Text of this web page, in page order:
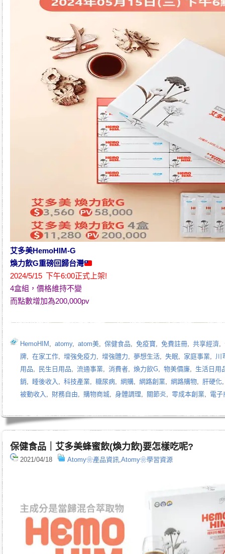
艾多美HemoHIM-G
煥力飲G重磅回歸台灣
2024/5/15 下午6:00正式上架!
4盒組，價格維持不變
而點數增加為200,000pv
HemoHIM , atomy, atom美, 保健食品, 免疫寶, 免費註冊, 共享經濟,
牌, 在家工作, 增強免疫力, 增強體力, 夢想生活, 失眠, 家庭事業, 川
用品, 民生日用品, 流通事業, 消費者, 煥力飲G, 物美價廉, 生活日用
銷, 睡後收入 , 科技產業, 糖尿病, 網購, 網路創業, 網路購物, 肝硬化
被動收入 , 財務自由, 購物商城, 身體調理, 關節炎, 零成本創業, 電子
保健食品｜艾多美蜂蜜飲(煥力飲)要怎樣吃呢?
2021/04/18 Atomy❀產品資訊,Atomy❀學習資源